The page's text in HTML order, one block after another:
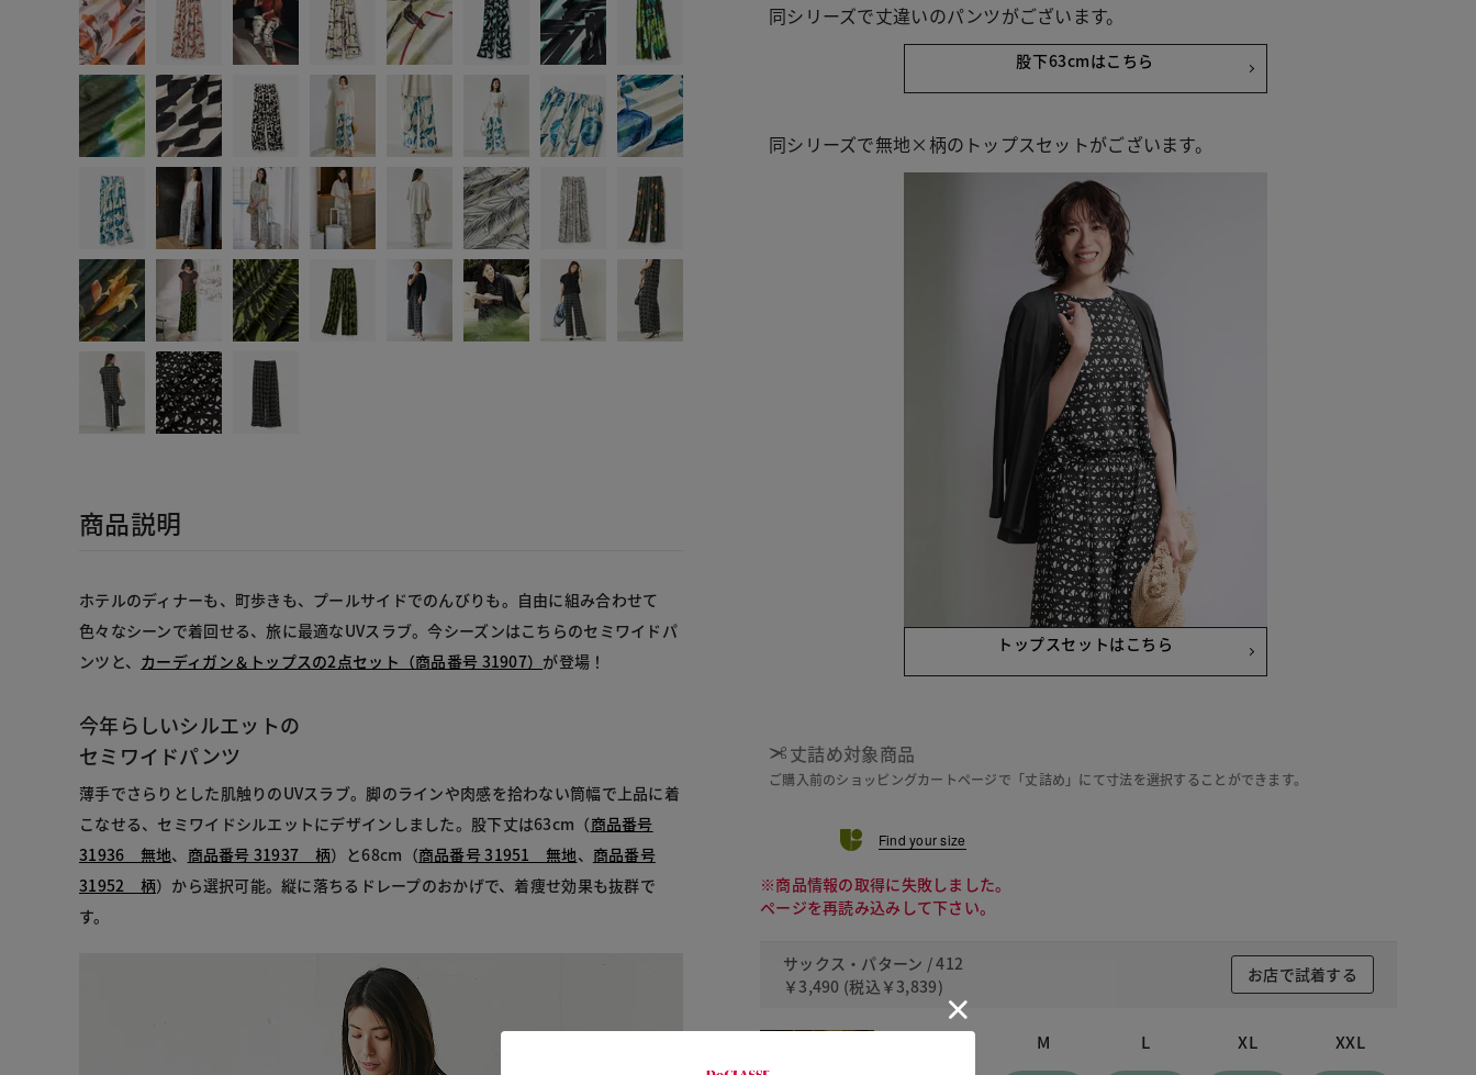
商品説明
ホテルのディナーも、町歩きも、プールサイドでのんびりも。自由に組み合わせて
色々なシーンで着回せる、旅に最適なUVスラブ。今シーズンはこちらのセミワイドパ
ンツと、 カーディガン＆トップスの2点セット（商品番号 31907） が登場！
今年らしいシルエットの
セミワイドパンツ
薄手でさらりとした肌触りのUVスラブ。脚のラインや肉感を拾わない筒幅で上品に着
こなせる、セミワイドシルエットにデザインしました。股下丈は63cm（商品番号
31936 無地、 商品番号 31937 柄）と68cm（商品番号 31951 無地、 商品番号
31952 柄）から選択可能。縦に落ちるドレープのおかげで、着痩せ効果も抜群で
す。
同シリーズで丈違いのパンツがございます。
股下63cmはこちら
同シリーズで無地×柄のトップスセットがございます。
トップスセットはこちら
丈詰め対象商品
ご購入前のショッピングカートページで「丈詰め」にて寸法を選択することができます。
Find your size
※商品情報の取得に失敗しました。
ページを再読み込みして下さい。
サックス・パターン / 412
￥3,490 (税込 ￥3,839)
お店で試着する
M L XL XXL